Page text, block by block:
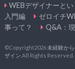
WEBデザイナーと
入門編
ゼロイチ
事って？
Q&A：
©Copyright2026 未経験か
ザイン .All Rights Reserved.